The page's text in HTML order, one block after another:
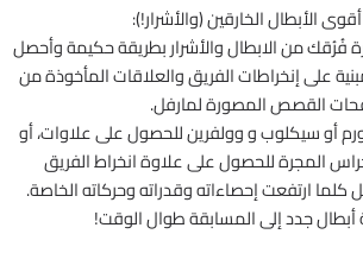
الأبطال الخارقين (والأشرار!):
فُرُقك من الابطال والأشرار بطريقة حكيمة وأحصل
على إنخراطات الفريق والعلاقات المأخوذة من
القصص المصورة لمارفل.
أو سيكلوب و وولفرين للحصول على علاوات، أو
المجرة للحصول على علاوة انخراط الفريق
كلما ارتفعت إحصاءاته وقدراته وحركاته الخاصة.
أبطال جدد إلى المسابقة طوال الوقت!